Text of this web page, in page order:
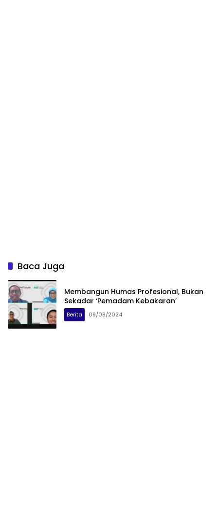
Baca Juga
Membangun Humas Profesional, Bukan
Sekadar ‘Pemadam Kebakaran’
Berita 09/08/2024